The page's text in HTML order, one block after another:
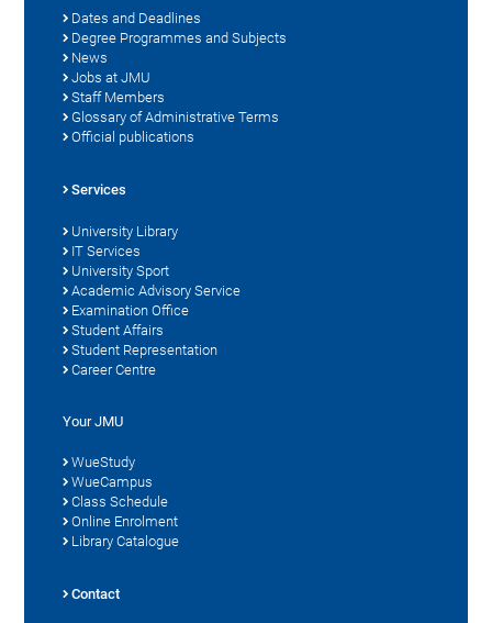
Dates and Deadlines
Degree Programmes and Subjects
News
Jobs at JMU
Staff Members
Glossary of Administrative Terms
Official publications
Services
University Library
IT Services
University Sport
Academic Advisory Service
Examination Office
Student Affairs
Student Representation
Career Centre
Your JMU
WueStudy
WueCampus
Class Schedule
Online Enrolment
Library Catalogue
Contact